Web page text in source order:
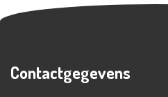
Contactgegevens